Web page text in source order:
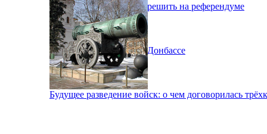
Судьбу Донбасса могут решить на референдуме
Нарушение тишины на Донбассе
Будущее разведение войск: о чем договорилась